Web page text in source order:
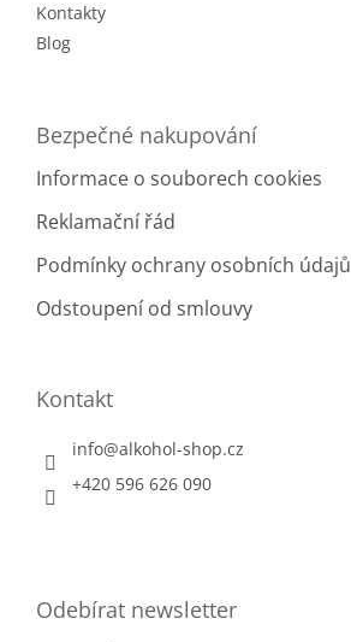
Kontakty
Blog
Bezpečné nakupování
Informace o souborech cookies
Reklamační řád
Podmínky ochrany osobních údajů
Odstoupení od smlouvy
Kontakt
info@alkohol-shop.cz
+420 596 626 090
Odebírat newsletter